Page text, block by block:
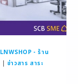
LNWSHOP - ร้าน
| ข่าวสาร สาระ